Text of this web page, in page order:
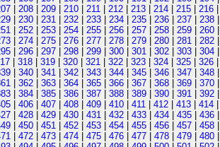
| 208 | 209 | 210 | 211 | 212 | 213 | 214 | 215 | 216 |
| 230 | 231 | 232 | 233 | 234 | 235 | 236 | 237 | 238 |
| 252 | 253 | 254 | 255 | 256 | 257 | 258 | 259 | 260 |
| 274 | 275 | 276 | 277 | 278 | 279 | 280 | 281 | 282 |
| 296 | 297 | 298 | 299 | 300 | 301 | 302 | 303 | 304 |
| 318 | 319 | 320 | 321 | 322 | 323 | 324 | 325 | 326 |
| 340 | 341 | 342 | 343 | 344 | 345 | 346 | 347 | 348 |
| 362 | 363 | 364 | 365 | 366 | 367 | 368 | 369 | 370 |
| 384 | 385 | 386 | 387 | 388 | 389 | 390 | 391 | 392 |
| 406 | 407 | 408 | 409 | 410 | 411 | 412 | 413 | 414 |
| 428 | 429 | 430 | 431 | 432 | 433 | 434 | 435 | 436 |
| 450 | 451 | 452 | 453 | 454 | 455 | 456 | 457 | 458 |
| 472 | 473 | 474 | 475 | 476 | 477 | 478 | 479 | 480 |